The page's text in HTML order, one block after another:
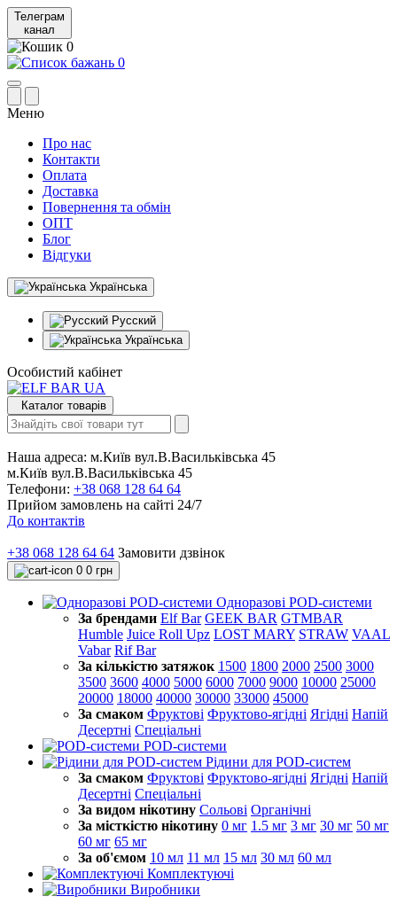
Телеграм
канал
0
0
Меню
Про нас
Контакти
Оплата
Доставка
Повернення та обмін
ОПТ
Блог
Відгуки
Українська
Русский
Українська
Особистий кабінет
Каталог товарів
Наша адреса: м.Київ вул.В.Васильківська 45
м.Київ вул.В.Васильківська 45
Телефони: +38 068 128 64 64
Прийом замовлень на сайті 24/7
До контактів
+38 068 128 64 64 Замовити дзвінок
0 0 грн
Одноразові POD-системи
За брендами Elf Bar GEEK BAR GTMBAR
Humble Juice Roll Upz LOST MARY STRAW VAAL
Vabar Rif Bar
За кількістю затяжок 1500 1800 2000 2500 3000
3500 3600 4000 5000 6000 7000 9000 10000 25000
20000 18000 40000 30000 33000 45000
За смаком Фруктові Фруктово-ягідні Ягідні Напій
Десертні Спеціальні
POD-системи
Рідини для POD-систем
За смаком Фруктові Фруктово-ягідні Ягідні Напій
Десертні Спеціальні
За видом нікотину Сольові Органічні
За місткістю нікотину 0 мг 1.5 мг 3 мг 30 мг 50 мг
60 мг 65 мг
За об'ємом 10 мл 11 мл 15 мл 30 мл 60 мл
Комплектуючі
Виробники